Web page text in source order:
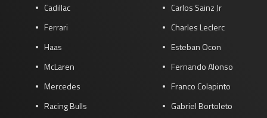
Cadillac
Ferrari
Haas
McLaren
Mercedes
Racing Bulls
Carlos Sainz Jr
Charles Leclerc
Esteban Ocon
Fernando Alonso
Franco Colapinto
Gabriel Bortoleto